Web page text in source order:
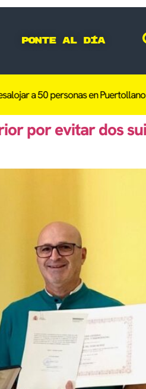
Ponte al día
50 personas en Puertollano y
por evitar dos